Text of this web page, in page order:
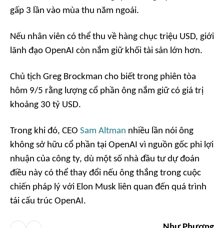
gấp 3 lần vào mùa thu năm ngoái.
Nếu nhân viên có thể thu về hàng chục triệu USD, giới
lãnh đạo OpenAI còn nắm giữ khối tài sản lớn hơn.
Chủ tịch Greg Brockman cho biết trong phiên tòa
hôm 9/5 rằng lượng cổ phần ông nắm giữ có giá trị
khoảng 30 tỷ USD.
Trong khi đó, CEO Sam Altman nhiều lần nói ông
không sở hữu cổ phần tại OpenAI vì nguồn gốc phi lợi
nhuận của công ty, dù một số nhà đầu tư dự đoán
điều này có thể thay đổi nếu ông thắng trong cuộc
chiến pháp lý với Elon Musk liên quan đến quá trình
tái cấu trúc OpenAI.